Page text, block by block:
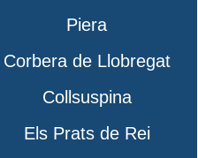
Piera
Corbera de Llobregat
Collsuspina
Els Prats de Rei